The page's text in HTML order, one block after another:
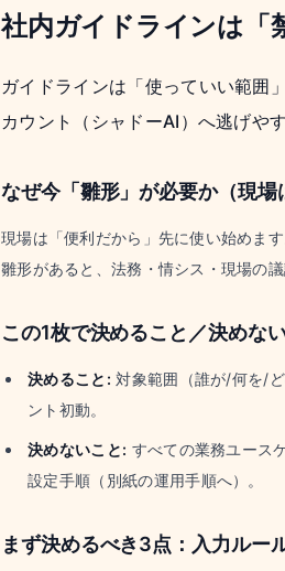
社内ガイドラインは「
ガイドラインは「使っていい範囲
カウント（シャドーAI）へ逃げや
なぜ今「雛形」が必要か（現場
現場は「便利だから」先に使い始めま
雛形があると、法務・情シス・現場の
この1枚で決めること／決めな
決めること: 対象範囲（誰が/何を/
ント初動。
決めないこと: すべての業務ユース
設定手順（別紙の運用手順へ）。
まず決めるべき3点：入力ルー